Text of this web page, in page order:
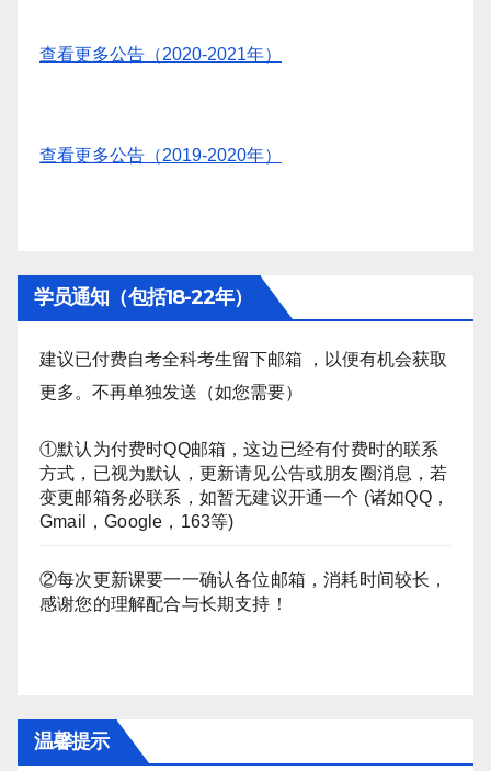
查看更多公告（2020-2021年）
查看更多公告（2019-2020年）
学员通知（包括18-22年）
建议已付费自考全科考生留下邮箱 ，以便有机会获取
更多。不再单独发送（如您需要）
①默认为付费时QQ邮箱，这边已经有付费时的联系
方式，已视为默认，更新请见公告或朋友圈消息，若
变更邮箱务必联系，如暂无建议开通一个 (诸如QQ，
Gmail，Google，163等)
②每次更新课要一一确认各位邮箱，消耗时间较长，
感谢您的理解配合与长期支持！
温馨提示